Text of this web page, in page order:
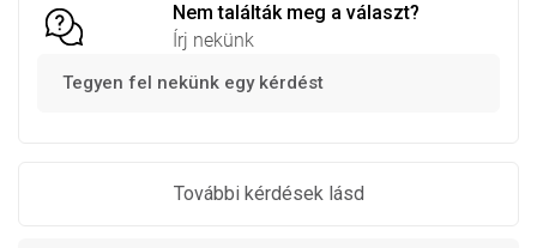
Nem találták meg a választ?
Írj nekünk
Tegyen fel nekünk egy kérdést
További kérdések lásd